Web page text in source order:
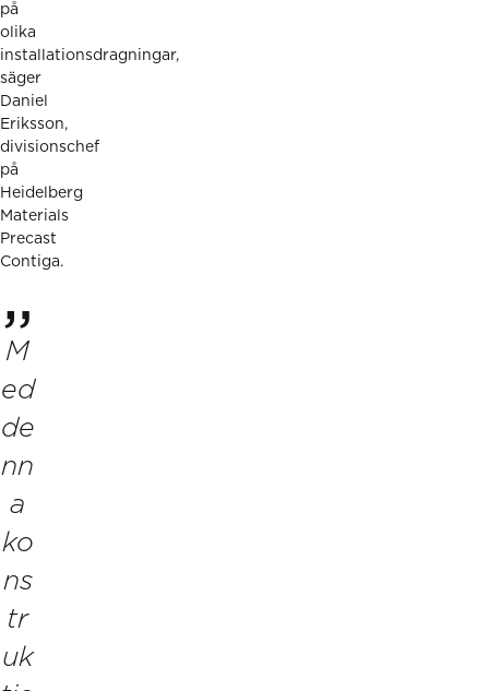
på
olika
installationsdragningar,
säger
Daniel
Eriksson,
divisionschef
på
Heidelberg
Materials
Precast
Contiga.
M
ed
de
nn
a
ko
ns
tr
uk